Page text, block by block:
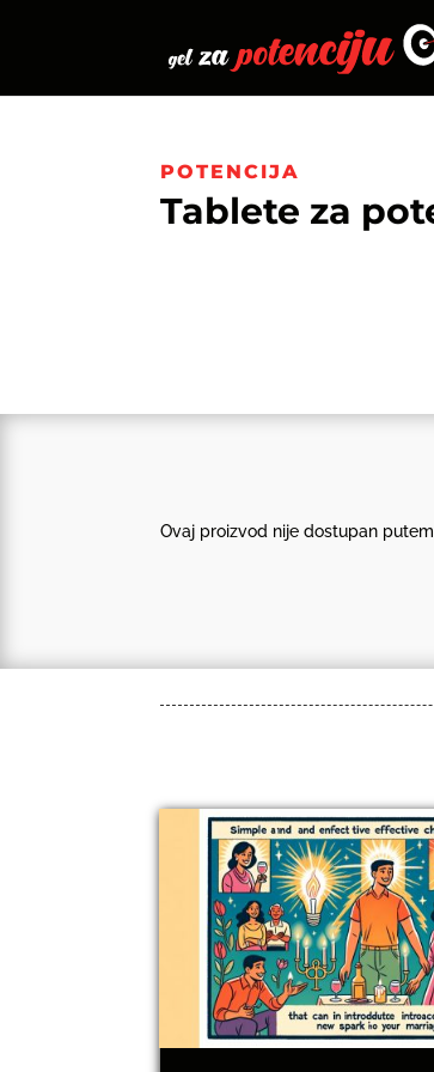
POTENCIJA
Tablete za
Ovaj proizvod nije dostupan